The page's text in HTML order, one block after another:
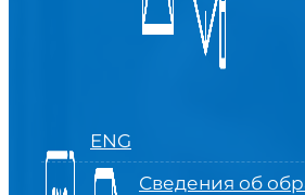
ENG
Сведения об